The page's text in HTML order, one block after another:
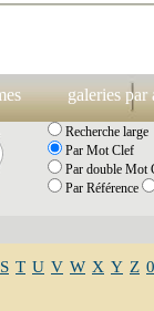
galeries par
Recherche large
Par Mot Clef
Par double Mot
Par Référence
S T U V W X Y Z 0